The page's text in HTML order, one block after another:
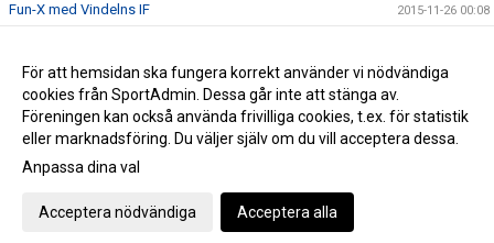
Fun-X med Vindelns IF 2015-11-26 00:08
Beställ toa-/hushållspapper med hemkörning i november! 2015-11-04 15:51
Info om fikaförsäljning vid innebandymatcher 2015-11-04 12:58
Gå till Webbversion
För att hemsidan ska fungera korrekt använder vi nödvändiga
cookies från SportAdmin. Dessa går inte att stänga av.
Föreningen kan också använda frivilliga cookies, t.ex. för statistik
eller marknadsföring. Du väljer själv om du vill acceptera dessa.
Anpassa dina val
Acceptera nödvändiga Acceptera alla